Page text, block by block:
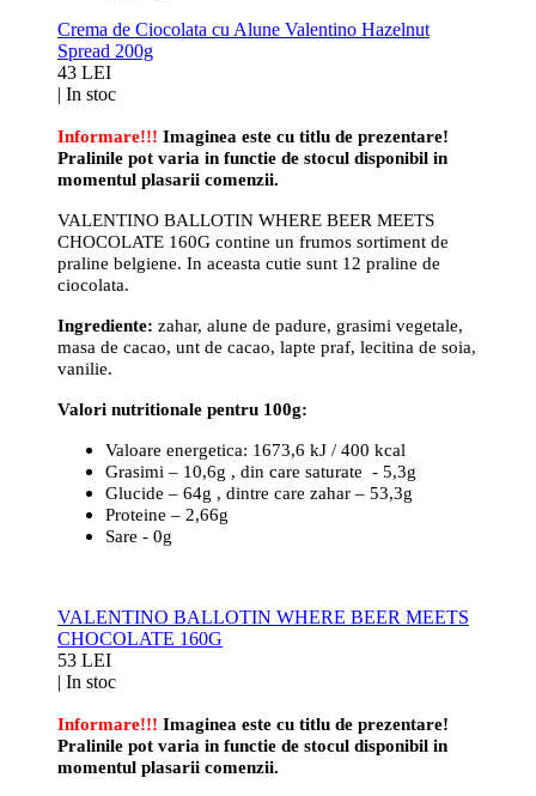
Crema de Ciocolata cu Alune Valentino Hazelnut
Spread 200g
43 LEI
| In stoc
Informare!!! Imaginea este cu titlu de prezentare!
Pralinile pot varia in functie de stocul disponibil in
momentul plasarii comenzii.
VALENTINO BALLOTIN WHERE BEER MEETS
CHOCOLATE 160G contine un frumos sortiment de
praline belgiene. In aceasta cutie sunt 12 praline de
ciocolata.
Ingrediente: zahar, alune de padure, grasimi vegetale,
masa de cacao, unt de cacao, lapte praf, lecitina de soia,
vanilie.
Valori nutritionale pentru 100g:
Valoare energetica: 1673,6 kJ / 400 kcal
Grasimi – 10,6g , din care saturate - 5,3g
Glucide – 64g , dintre care zahar – 53,3g
Proteine – 2,66g
Sare - 0g
VALENTINO BALLOTIN WHERE BEER MEETS
CHOCOLATE 160G
53 LEI
| In stoc
Informare!!! Imaginea este cu titlu de prezentare!
Pralinile pot varia in functie de stocul disponibil in
momentul plasarii comenzii.